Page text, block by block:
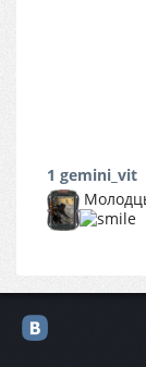
1 gemini_vit